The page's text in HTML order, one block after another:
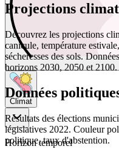
Climat
Horizon temporel
Projections
Découvrez les projections
canicule, température
sécheresses des sols.
horizons 2030, 2050 et 2100.
Données
Résultats des élections
législatives 2022. Couleur
politique, taux d'abstention.